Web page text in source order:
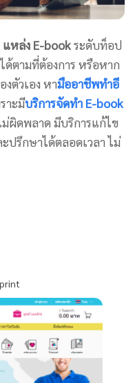
แหล่ง E-bookระดับท็อป
ตามที่ต้องการ หรือหาก
ตัวเอง หามืออาชีพทำอี
าะมีบริการจัดทำ E-book
ม่ผิดพลาด มีบริการแก้ไข
ปรึกษาได้ตลอดเวลา ไม่